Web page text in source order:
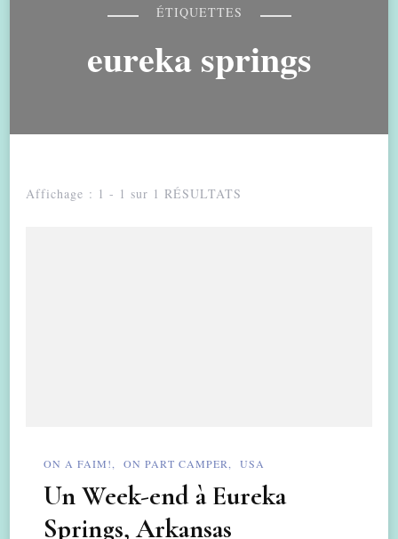
ÉTIQUETTES
eureka springs
Affichage : 1 - 1 sur 1 RÉSULTATS
ON A FAIM! ON PART CAMPER USA
Un Week-end à Eureka
Springs, Arkansas